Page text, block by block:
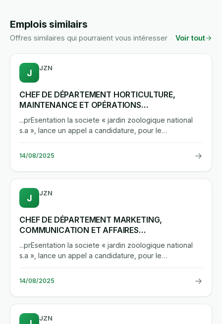
Emplois similairs
Offres similaires qui pourraient vous intéresser Voir tout
J JZN
CHEF DE DÉPARTEMENT HORTICULTURE,
MAINTENANCE ET OPÉRATIONS
TECHNIQUES(H/F)
...prEsentation la societe « jardin zoologique national
s.a », lance un appel a candidature, pour le
recrutement en...
14/08/2025 →
J JZN
CHEF DE DÉPARTEMENT MARKETING,
COMMUNICATION ET AFFAIRES
COMMERCIALES(H/F)
...prEsentation la societe « jardin zoologique national
s.a », lance un appel a candidature, pour le
recrutement en...
14/08/2025 →
JZN